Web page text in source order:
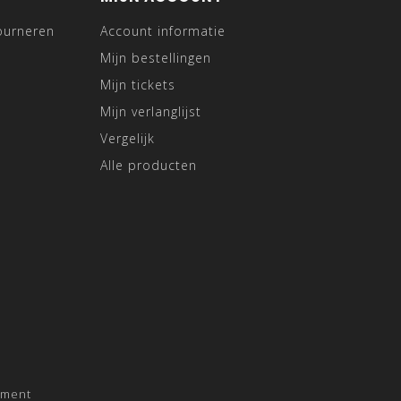
Account informatie
Mijn bestellingen
Mijn tickets
Mijn verlanglijst
Vergelijk
Alle producten